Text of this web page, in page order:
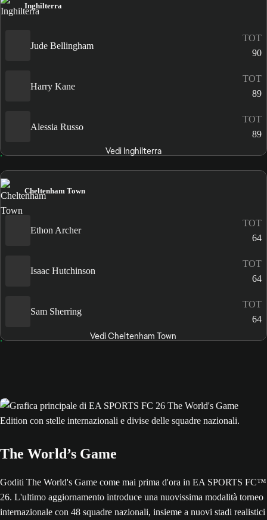
Inghilterra
Jude Bellingham
TOT
90
Harry Kane
TOT
89
Alessia Russo
TOT
89
Vedi Inghilterra
Cheltenham Town
Ethon Archer
TOT
64
Isaac Hutchinson
TOT
64
Sam Sherring
TOT
64
Vedi Cheltenham Town
The World’s Game
Goditi The World's Game come mai prima d'ora in EA SPORTS FC™
26. L'ultimo aggiornamento introduce una nuovissima modalità torneo
internazionale con 48 squadre nazionali, insieme a nuovi stadi realistici